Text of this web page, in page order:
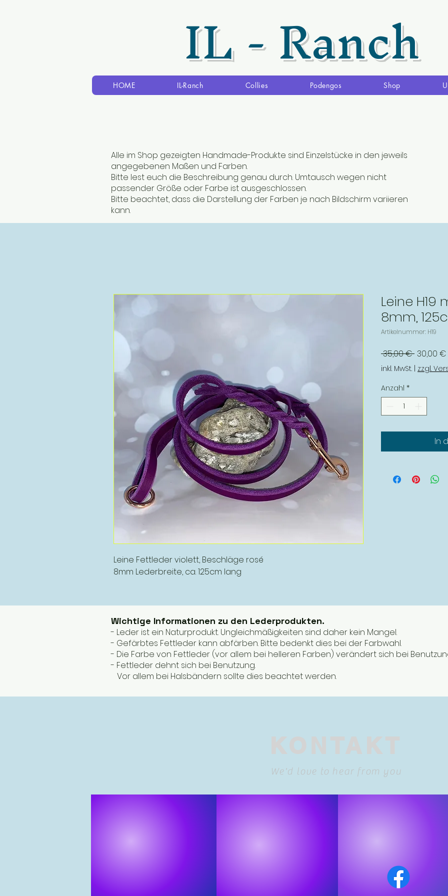
IL - Ranch
HOME IL-Ranch Collies Podengos Shop
Alle im Shop gezeigten Handmade-Produkte sind Einzelstücke in den jeweils
angegebenen Maßen und Farben.
Bitte lest euch die Beschreibung genau durch. Umtausch wegen nicht
passender Größe oder Farbe ist ausgeschlossen.
Bitte beachtet, dass die Darstellung der Farben je nach Bildschirm variieren
kann.
Leine Fettleder violett, Beschläge rosé
8mm Lederbreite, ca. 125cm lang
Leine
8mm,
Artikelnummer: H19
35,00 € 30,00 €
inkl. MwSt. zzgl.
Anzahl *
In
Wichtige Informationen zu den Lederprodukten.
- Leder ist ein Naturprodukt. Ungleichmäßigkeiten sind daher kein Mangel.
- Gefärbtes Fettleder kann abfärben. Bitte bedenkt dies bei der Farbwahl.
- Die Farbe von Fettleder (vor allem bei helleren Farben) verändert sich bei
- Fettleder dehnt sich bei Benutzung.
Vor allem bei Halsbändern sollte dies beachtet werden.
We'd love to hear from you